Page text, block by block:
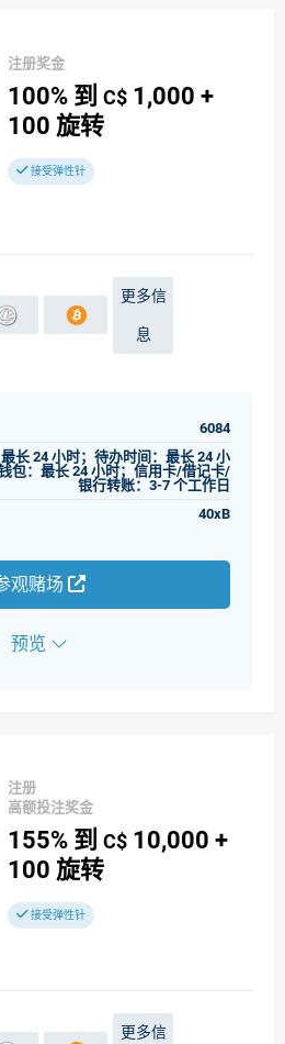
注册奖金
100% 到 C$ 1,000 +
100 旋转
接受弹性针
更多信
息
6084
长 24 小时；待办时间：最长 24 小
包：最长 24 小时；信用卡/借记卡/
银行转账：3-7 个工作日
40xB
观赌场
预览
注册
高额投注奖金
155% 到 C$ 10,000 +
100 旋转
接受弹性针
更多信